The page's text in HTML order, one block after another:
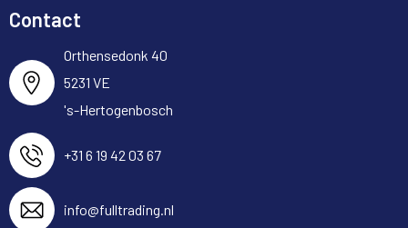
Contact
Orthensedonk 40
5231 VE
's-Hertogenbosch
+31 6 19 42 03 67
info@fulltrading.nl